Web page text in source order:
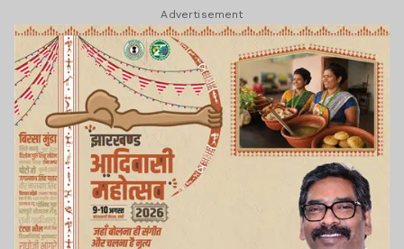
Advertisement